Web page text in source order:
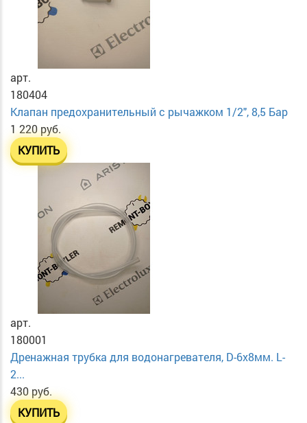
арт.
180404
Клапан предохранительный с рычажком 1/2", 8,5 Бар
1 220 руб.
КУПИТЬ
арт.
180001
Дренажная трубка для водонагревателя, D-6х8мм. L-
2...
430 руб.
КУПИТЬ